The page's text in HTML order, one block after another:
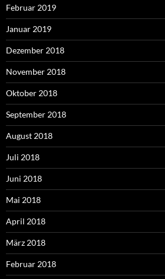
Februar 2019
Januar 2019
Dezember 2018
November 2018
Oktober 2018
September 2018
August 2018
Juli 2018
Juni 2018
Mai 2018
April 2018
März 2018
Februar 2018